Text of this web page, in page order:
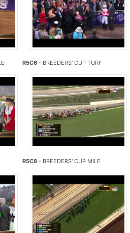
R5C6 - BREEDERS' CUP TURF
R5C8 - BREEDERS' CUP MILE